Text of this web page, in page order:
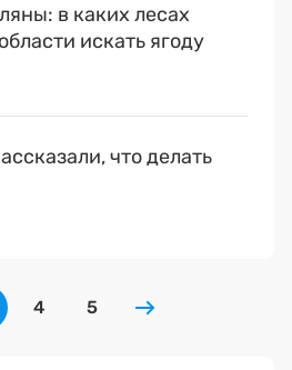
в каких лесах
искать ягоду
что делать
4 5